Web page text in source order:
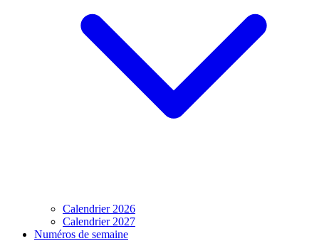
Calendrier 2026
Calendrier 2027
Numéros de semaine